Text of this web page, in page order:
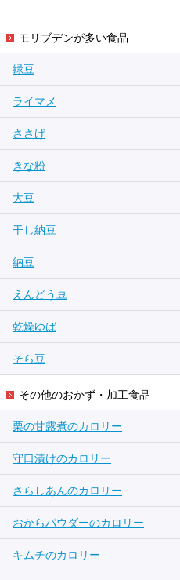
モリブデンが多い食品
緑豆
ライマメ
ささげ
きな粉
大豆
干し納豆
納豆
えんどう豆
乾燥ゆば
そら豆
その他のおかず・加工食品
栗の甘露煮のカロリー
守口漬けのカロリー
さらしあんのカロリー
おからパウダーのカロリー
キムチのカロリー